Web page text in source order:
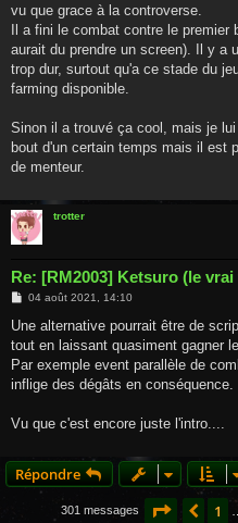
vu que grace à la controverse.
Il a fini le combat contre le premier
aurait du prendre un screen). Il y a
trop dur, surtout qu'a ce stade du
farming disponible.
Sinon il a trouvé ça cool, mais je
bout d'un certain temps mais il est
de menteur.
trotter
Re: [RM2003] Ketsuro (le
M
s
a
g
04 août 2021, 14:10
Une alternative pourrait être de
tout en laissant quasiment gagner
Par exemple event parallèle de
inflige des dégâts en conséquence.
Vu que c'est encore juste l'intro....
Répondre
301 messages Page 301